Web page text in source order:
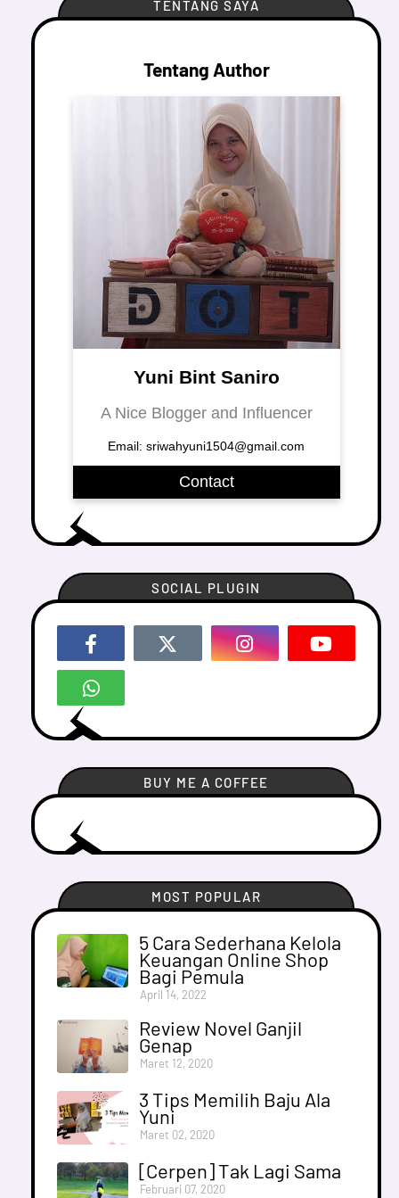
TENTANG SAYA
Tentang Author
Yuni Bint Saniro
A Nice Blogger and Influencer
Email: sriwahyuni1504@gmail.com
Contact
SOCIAL PLUGIN
BUY ME A COFFEE
MOST POPULAR
5 Cara Sederhana Kelola
Keuangan Online Shop
Bagi Pemula
April 14, 2022
Review Novel Ganjil
Genap
Maret 12, 2020
3 Tips Memilih Baju Ala
Yuni
Maret 02, 2020
[Cerpen] Tak Lagi Sama
Februari 07, 2020